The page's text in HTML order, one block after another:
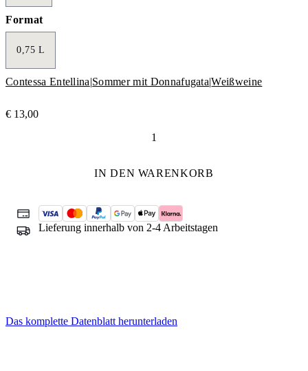
Format
0,75 L
Contessa Entellina|Sommer mit Donnafugata|Weißweine
€ 13,00
IN DEN WARENKORB
Lieferung innerhalb von 2-4 Arbeitstagen
Das komplette Datenblatt herunterladen